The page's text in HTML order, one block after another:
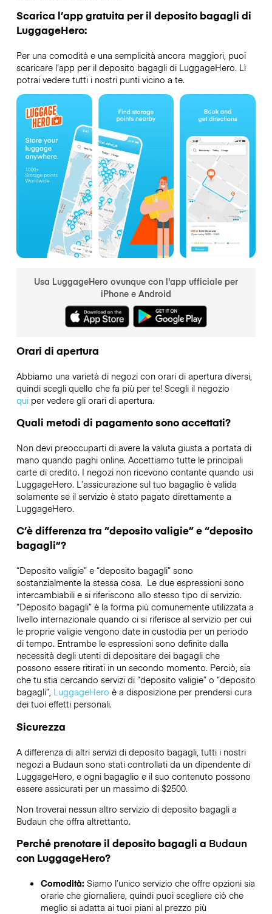
Scarica l’app gratuita per il deposito bagagli di
LuggageHero:
Per una comodità e una semplicità ancora maggiori, puoi
scaricare l’app per il deposito bagagli di LuggageHero. Lì
potrai vedere tutti i nostri punti vicino a te.
Usa LuggageHero ovunque con l'app ufficiale per
iPhone e Android
Orari di apertura
Abbiamo una varietà di negozi con orari di apertura diversi,
quindi scegli quello che fa più per te! Scegli il negozio
quiper vedere gli orari di apertura.
Quali metodi di pagamento sono accettati?
Non devi preoccuparti di avere la valuta giusta a portata di
mano quando paghi online. Accettiamo tutte le principali
carte di credito. I negozi non ricevono contante quando usi
LuggageHero. L’assicurazione sul tuo bagaglio è valida
solamente se il servizio è stato pagato direttamente a
LuggageHero.
C’è differenza tra “deposito valigie” e “deposito
bagagli”?
“Deposito valigie” e “deposito bagagli” sono
sostanzialmente la stessa cosa. Le due espressioni sono
intercambiabili e si riferiscono allo stesso tipo di servizio.
“Deposito bagagli” è la forma più comunemente utilizzata a
livello internazionale quando ci si riferisce al servizio per cui
le proprie valigie vengono date in custodia per un periodo
di tempo. Entrambe le espressioni sono definite dalla
necessità degli utenti di depositare dei bagagli che
possono essere ritirati in un secondo momento. Perciò, sia
che tu stia cercando servizi di “deposito valigie” o “deposito
bagagli”,LuggageHero è a disposizione per prendersi cura
dei tuoi effetti personali.
Sicurezza
A differenza di altri servizi di deposito bagagli, tutti i nostri
negozi a Budaunsono stati controllati da un dipendente di
LuggageHero, e ogni bagaglio e il suo contenuto possono
essere assicurati per un massimo di $2500.
Non troverai nessun altro servizio di deposito bagagli a
Budaunche offra altrettanto.
Perché prenotare il deposito bagagli a Budaun
con LuggageHero?
Comodità: Siamo l’unico servizio che offre opzioni sia
orarie che giornaliere, quindi puoi scegliere ciò che
meglio si adatta ai tuoi piani al prezzo più